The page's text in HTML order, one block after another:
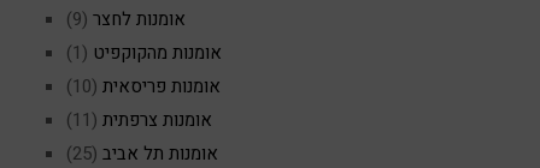
אומנות לחצר (9)
אומנות מהקוקפיט (1)
אומנות פריסאית (10)
אומנות צרפתית (11)
אומנות תל אביב (25)